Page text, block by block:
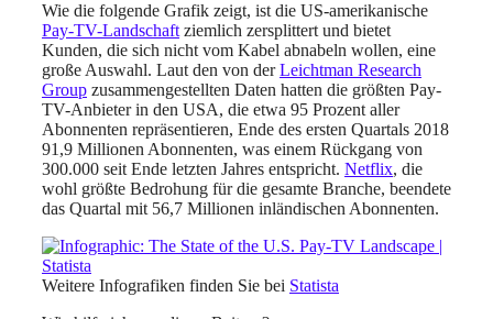
Wie die folgende Grafik zeigt, ist die US-amerikanische
Pay-TV-Landschaft ziemlich zersplittert und bietet
Kunden, die sich nicht vom Kabel abnabeln wollen, eine
große Auswahl. Laut den von derLeichtman Research
Group zusammengestellten Daten hatten die größten Pay-
TV-Anbieter in den USA, die etwa 95 Prozent aller
Abonnenten repräsentieren, Ende des ersten Quartals 2018
91,9 Millionen Abonnenten, was einem Rückgang von
300.000 seit Ende letzten Jahres entspricht. Netflix, die
wohl größte Bedrohung für die gesamte Branche, beendete
das Quartal mit 56,7 Millionen inländischen Abonnenten.
Weitere Infografiken finden Sie bei Statista